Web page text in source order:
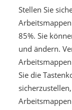
Stellen Sie
85%. Sie
und ändern.
Sie die